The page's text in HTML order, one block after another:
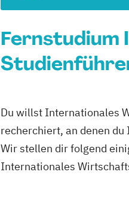
Fernstudium
Du willst Internationales
recherchiert, an denen
Wir stellen dir folgend
Internationales